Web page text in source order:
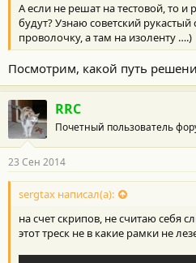
А если не решат на тестовой, то
будут? Узнаю советский
проволочку, а там на изоленту ….)
Посмотрим, какой путь
RRC
Почетный пользователь
23 Сен 2014
sergtax написал(а):
на счет скрипов, не считаю
этот треск не в какие рамки не